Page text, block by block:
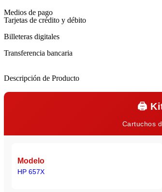
Medios de pago
Tarjetas de crédito y débito
Billeteras digitales
Transferencia bancaria
Descripción de Producto
🖨️
Cartuchos
Modelo
HP 657X